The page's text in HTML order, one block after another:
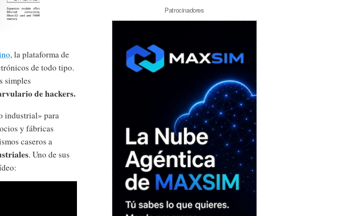
, la plataforma de
de todo tipo.
simples
de hackers.
industrial» para
y fábricas
caseros a
. Uno de sus
Patrocinadores